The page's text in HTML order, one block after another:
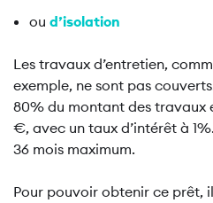
ou d’isolation
Les travaux d’entretien,
exemple, ne sont pas
80% du montant des travaux
€, avec un taux d’intérêt à
36 mois maximum.
Pour pouvoir obtenir ce prêt,